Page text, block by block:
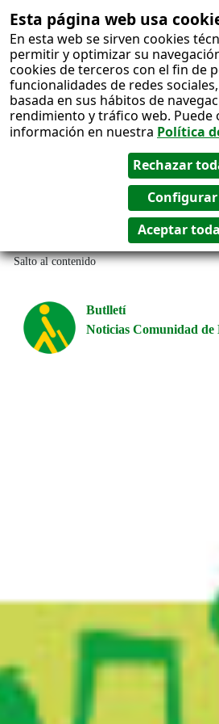
Esta página web usa
En esta web se sirven cookies
permitir y optimizar su
cookies de terceros con el fin de
funcionalidades de redes
basada en sus hábitos de
rendimiento y tráfico web. Puede
información en nuestra Política
Salto al contenido
Butlletí
Noticias Comunidad